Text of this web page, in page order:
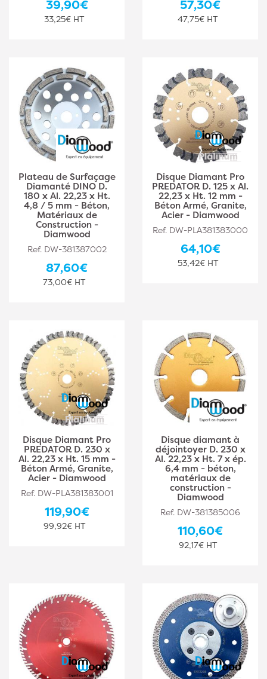
39,90€
33,25€ HT
57,30€
47,75€ HT
Plateau de Surfaçage
Diamanté DINO D.
180 x Al. 22,23 x Ht.
4,8 / 5 mm - Béton,
Matériaux de
Construction -
Diamwood
Ref. DW-381387002
87,60€
73,00€ HT
Disque Diamant Pro
PREDATOR D. 125 x Al.
22,23 x Ht. 12 mm -
Béton Armé, Granite,
Acier - Diamwood
Ref. DW-PLA381383000
64,10€
53,42€ HT
Disque Diamant Pro
PREDATOR D. 230 x
Al. 22,23 x Ht. 15 mm -
Béton Armé, Granite,
Acier - Diamwood
Ref. DW-PLA381383001
119,90€
99,92€ HT
Disque diamant à
déjointoyer D. 230 x
Al. 22,23 x Ht. 7 x ép.
6,4 mm - béton,
matériaux de
construction -
Diamwood
Ref. DW-381385006
110,60€
92,17€ HT